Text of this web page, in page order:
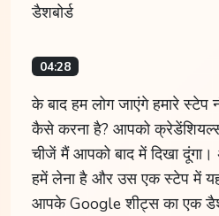
डैशबोर्ड
04:28
के बाद हम लोग जाएंगे हमारे
कैसे करना है? आपको
चीजें मैं आपको बाद में दिखा
हमें लेना है और उस एक स्टेप में यह
आपके Google शीट्स का एक